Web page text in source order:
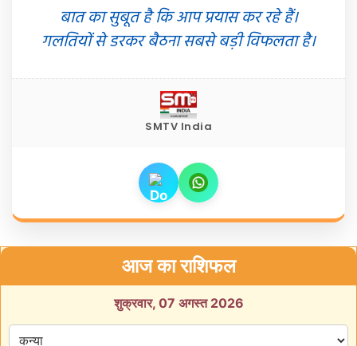
बात का सुबूत है कि आप प्रयास कर रहे हैं।
गलतियों से डरकर बैठना सबसे बड़ी विफलता है।
SMTV India
आज का राशिफल
शुक्रवार, 07 अगस्त 2026